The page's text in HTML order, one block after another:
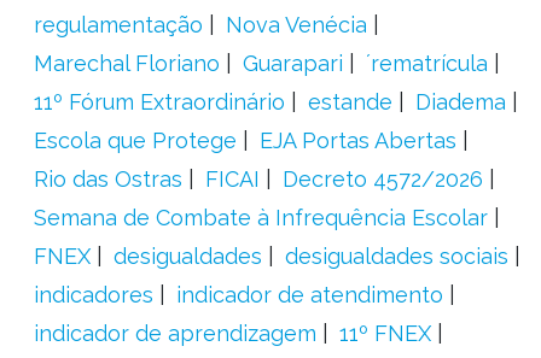
regulamentação
Nova Venécia
Marechal Floriano
Guarapari
´rematrícula
11º Fórum Extraordinário
estande
Diadema
Escola que Protege
EJA Portas Abertas
Rio das Ostras
FICAI
Decreto 4572/2026
Semana de Combate à Infrequência Escolar
FNEX
desigualdades
desigualdades sociais
indicadores
indicador de atendimento
indicador de aprendizagem
11º FNEX